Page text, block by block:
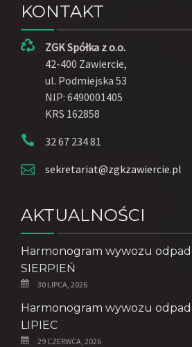
KONTAKT
ZGK Spółka z o.o.
42-400 Zawiercie,
ul. Podmiejska 53
NIP: 6490001405
KRS 162858
32 67 234 81
sekretariat@zgkzawiercie.pl
AKTUALNOŚCI
Harmonogram wywozu
SIERPIEŃ
30 LIPCA, 2026
Harmonogram wywozu
LIPIEC
29 CZERWCA, 2026